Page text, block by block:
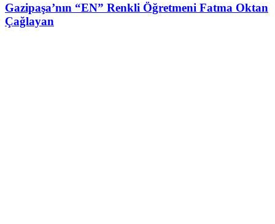
Gazipaşa’nın “EN” Renkli Öğretmeni Fatma Oktan
Çağlayan